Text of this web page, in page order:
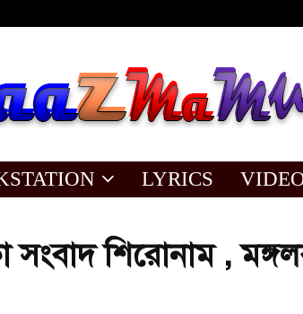
LYRICS
শিরোনাম ,